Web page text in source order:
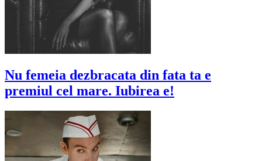
Nu femeia dezbracata din fata ta e
premiul cel mare. Iubirea e!